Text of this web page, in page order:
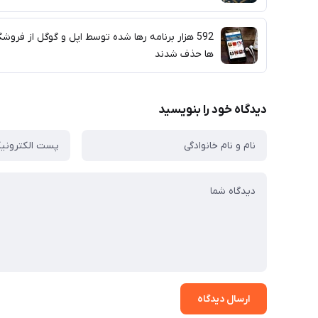
592 هزار برنامه رها شده توسط اپل و گوگل از
ها حذف شدند
دیدگاه خود را بنویسید
ارسال دیدگاه